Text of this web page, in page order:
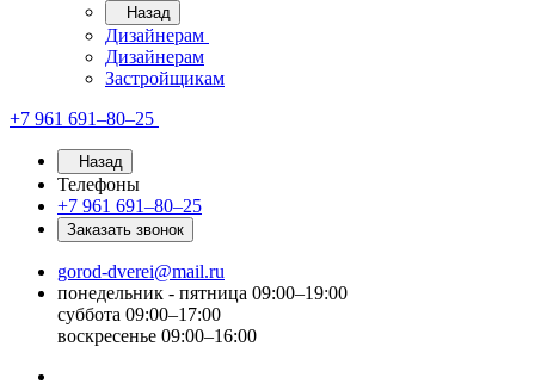
Назад
Дизайнерам
Дизайнерам
Застройщикам
+7 961 691‒80‒25
Назад
Телефоны
+7 961 691‒80‒25
Заказать звонок
gorod-dverei@mail.ru
понедельник - пятница 09:00–19:00
суббота 09:00–17:00
воскресенье 09:00–16:00